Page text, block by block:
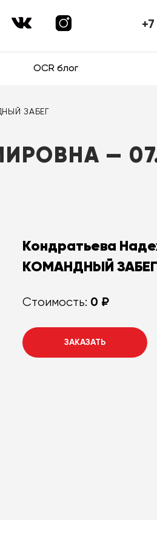
OCR блог
ЗАБЕГ
—
Кондратьева
КОМАНДНЫЙ ЗАБЕГ
Стоимость: 0 ₽
ЗАКАЗАТЬ